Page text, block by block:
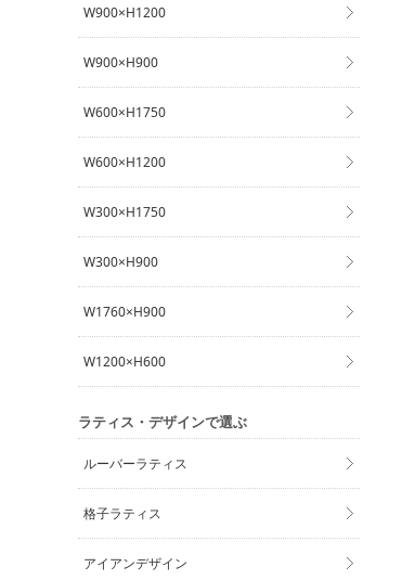
W900×H1200
W900×H900
W600×H1750
W600×H1200
W300×H1750
W300×H900
W1760×H900
W1200×H600
ラティス・デザインで選ぶ
ルーバーラティス
格子ラティス
アイアンデザイン